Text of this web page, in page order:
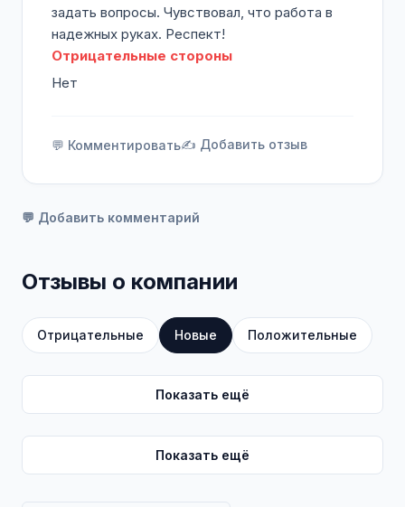
задать вопросы. Чувствовал, что работа в
надежных руках. Респект!
Отрицательные стороны
Нет
💬 Комментировать✍️ Добавить отзыв
💬 Добавить комментарий
Отзывы о компании
Отрицательные Новые Положительные
Показать ещё
Показать ещё